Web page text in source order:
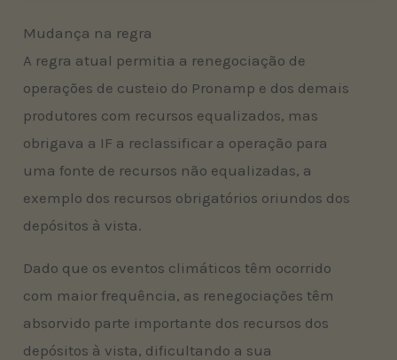
Mudança na regra
A regra atual permitia a renegociação de
operações de custeio do Pronamp e dos demais
produtores com recursos equalizados, mas
obrigava a IF a reclassificar a operação para
uma fonte de recursos não equalizadas, a
exemplo dos recursos obrigatórios oriundos dos
depósitos à vista.
Dado que os eventos climáticos têm ocorrido
com maior frequência, as renegociações têm
absorvido parte importante dos recursos dos
depósitos à vista, dificultando a sua